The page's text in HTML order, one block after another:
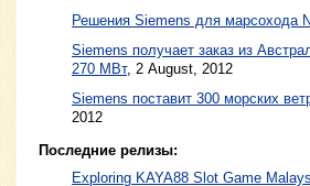
Решения Siemens для марсохода
Siemens получает заказ из
270 МВт, 2 August, 2012
Siemens поставит 300 морских
2012
Последние релизы:
Exploring KAYA88 Slot Game